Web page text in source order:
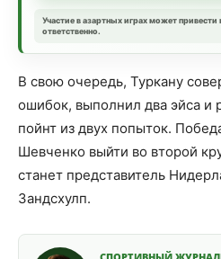
Участие в азартных играх может
ответственно.
В свою очередь, Туркану
ошибок, выполнил два эйса и
пойнт из двух попыток.
Шевченко выйти во второй
станет представитель
Зандсхулп.